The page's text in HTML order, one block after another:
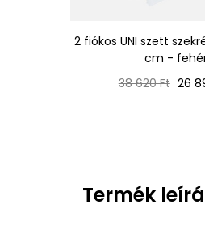
2 fiókos UNI szett
cm -
Normál
38 620 Ft Ár
26
Termék